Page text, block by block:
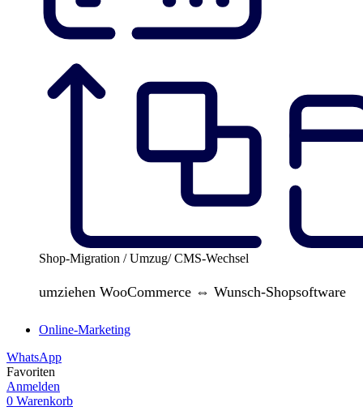
Shop-Migration / Umzug/ CMS-Wechsel
umziehen WooCommerce ⇔ Wunsch-Shopsoftware
Online-Marketing
WhatsApp
Favoriten
Anmelden
0 Warenkorb